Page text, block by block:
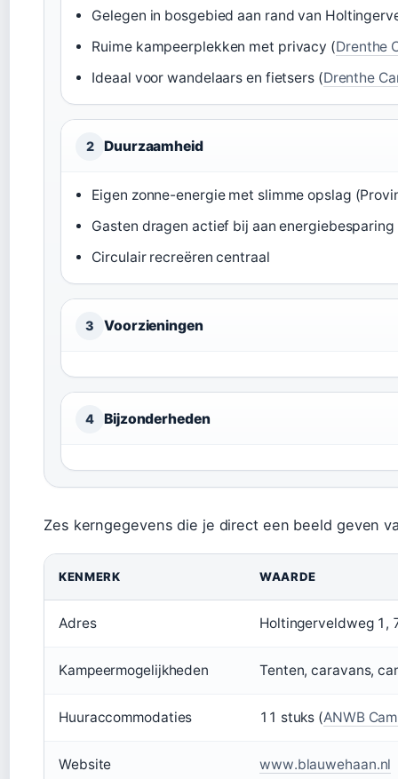
Gelegen in bosgebied aan rand van
Ruime kampeerplekken met privacy (Drenthe
Ideaal voor wandelaars en fietsers (Drenthe
2 Duurzaamheid
Eigen zonne-energie met slimme opslag
Gasten dragen actief bij aan energiebesparing
Circulair recreëren centraal
3 Voorzieningen
4 Bijzonderheden
Zes kerngegevens die je direct een beeld geven
KENMERK WAARDE
Adres Holtingerveldweg 1,
Kampeermogelijkheden Tenten, caravans,
Huuraccommodaties 11 stuks (ANWB
Website www.blauwehaan.nl